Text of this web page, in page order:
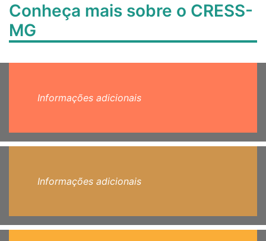
Conheça mais sobre o CRESS-
MG
Informações adicionais
Informações adicionais